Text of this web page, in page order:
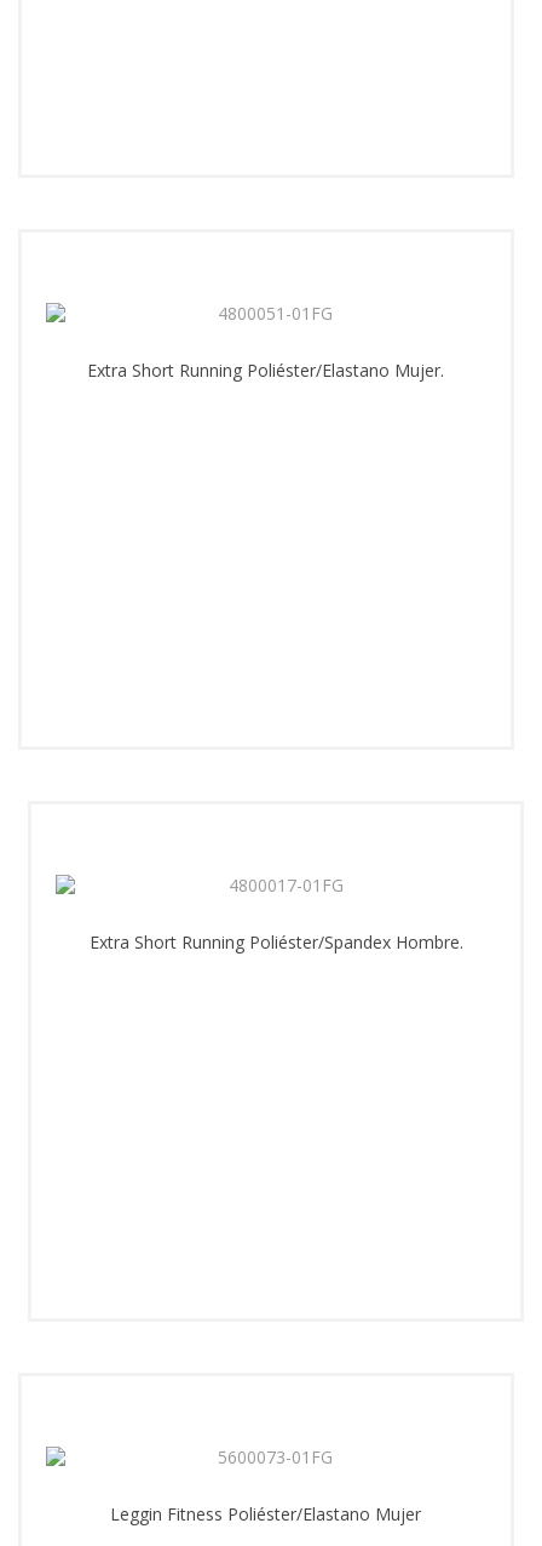
Extra Short Running Poliéster/Elastano Mujer.
Extra Short Running Poliéster/Spandex Hombre.
Leggin Fitness Poliéster/Elastano Mujer